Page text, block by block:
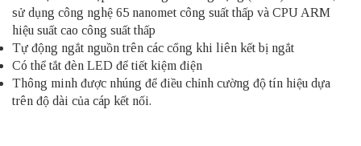
sử dụng công nghệ 65 nanomet công suất thấp và CPU ARM
hiệu suất cao công suất thấp
Tự động ngắt nguồn trên các cổng khi liên kết bị ngắt
Có thể tắt đèn LED để tiết kiệm điện
Thông minh được nhúng để điều chỉnh cường độ tín hiệu dựa
trên độ dài của cáp kết nối.